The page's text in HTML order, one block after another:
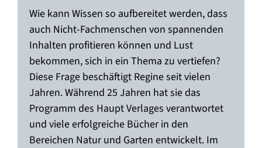
Wie kann Wissen so aufbereitet werden, dass
auch Nicht-Fachmenschen von spannenden
Inhalten profitieren können und Lust
bekommen, sich in ein Thema zu vertiefen?
Diese Frage beschäftigt Regine seit vielen
Jahren. Während 25 Jahren hat sie das
Programm des Haupt Verlages verantwortet
und viele erfolgreiche Bücher in den
Bereichen Natur und Garten entwickelt. Im